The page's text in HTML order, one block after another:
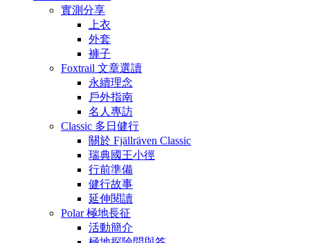
實測分享
上衣
外套
褲子
Foxtrail 文章選讀
永續理念
戶外指南
名人專訪
Classic 多日健行
關於 Fjällräven Classic
瑞典國王小徑
行前準備
健行故事
延伸閱讀
Polar 極地長征
活動簡介